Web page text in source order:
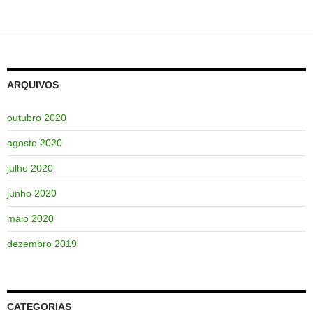
ARQUIVOS
outubro 2020
agosto 2020
julho 2020
junho 2020
maio 2020
dezembro 2019
CATEGORIAS